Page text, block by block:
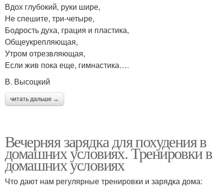
Вдох глубокий, руки шире,
Не спешите, три-четыре,
Бодрость духа, грация и пластика,
Общеукрепляющая,
Утром отрезвляющая,
Если жив пока еще, гимнастика….
В. Высоцкий
читать дальше →
Вечерняя зарядка для похудения в
домашних условиях. Тренировки в
домашних условиях
Что дают нам регулярные тренировки и зарядка дома: